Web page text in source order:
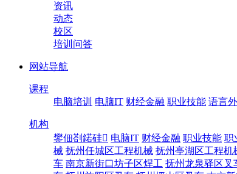
资讯
动态
校区
培训问答
网站导航
课程
电脑培训 电脑IT 财经金融 职业技能 语言
机构
鐢佃剳鍩硅 电脑IT 财经金融 职业技能 职
械 抚州任城区工程机械 抚州亭湖区工程机
车 南京新街口坊子区焊工 抚州龙泉驿区叉